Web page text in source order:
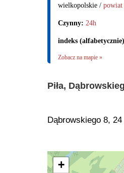
wielkopolskie /
Czynny: 24h
indeks
Zobacz na mapie »
Piła,
Dąbrowskiego 8, 24
+